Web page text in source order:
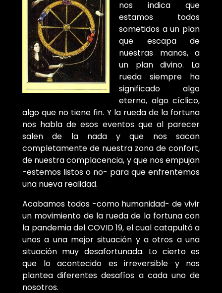
nos indica que
estamos todos
sometidos a un plan
que escapa de
nuestras manos, a
un plan divino. La
rueda siempre ha
significado algo
eterno, algo cíclico,
algo que no tiene fin. Y la rueda de la fortuna
nos habla de esos eventos que al parecer
salen de la nada y que nos sacan
completamente de nuestra zona de confort,
de nuestra complacencia, y que nos empujan
-estemos listos o no- para que enfrentemos
una nueva realidad.
Acabamos todos -como humanidad- de vivir
un movimiento de la rueda de la fortuna con
la pandemia del COVID 19, el cual catapultó a
unos a una mejor situación y a otros a una
situación muy desafortunada. Lo cierto es
que lo acontecido es irreversible y nos
plantea diferentes desafíos a cada uno de
nosotros.